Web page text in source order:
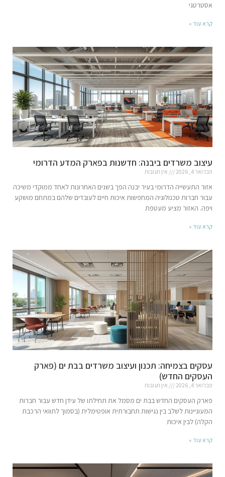
אסטרטגי
קרא עוד »
עיצוב משרדים ביבנה: חדשנות בפארק המדע הדרומי
פברואר 4, 2026 אין תגובות
אזור התעשייה הדרומי בעיר יבנה הפך בשנים האחרונות לאחד ממוקדי משיכה
עבור חברות טכנולוגיה המחפשות איכות חיים לעובדים שלהם במתחם מושקע
ויפה. האזור מציע מעטפת
קרא עוד »
עסקים בצמיחה: תכנון ועיצוב משרדים בבת ים (פארק
העסקים החדש)
פברואר 4, 2026 אין תגובות
פארק העסקים החדש בבת ים מסמל את תחילתו של עידן חדש עבור חברות
המעוניינות לשלב בין נגישות תחבורתית אופטימלית (בסמוך לתוואי הרכבת
הקלה) לבין איכות
קרא עוד »